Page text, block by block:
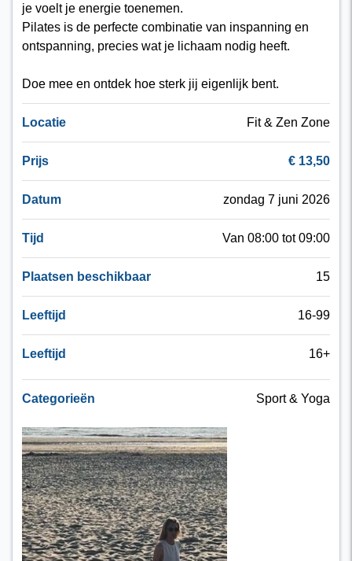
je voelt je energie toenemen.
Pilates is de perfecte combinatie van inspanning en
ontspanning, precies wat je lichaam nodig heeft.
Doe mee en ontdek hoe sterk jij eigenlijk bent.
Locatie Fit & Zen Zone
Prijs € 13,50
Datum zondag 7 juni 2026
Tijd Van 08:00 tot 09:00
Plaatsen beschikbaar 15
Leeftijd 16-99
Leeftijd 16+
Categorieën Sport & Yoga